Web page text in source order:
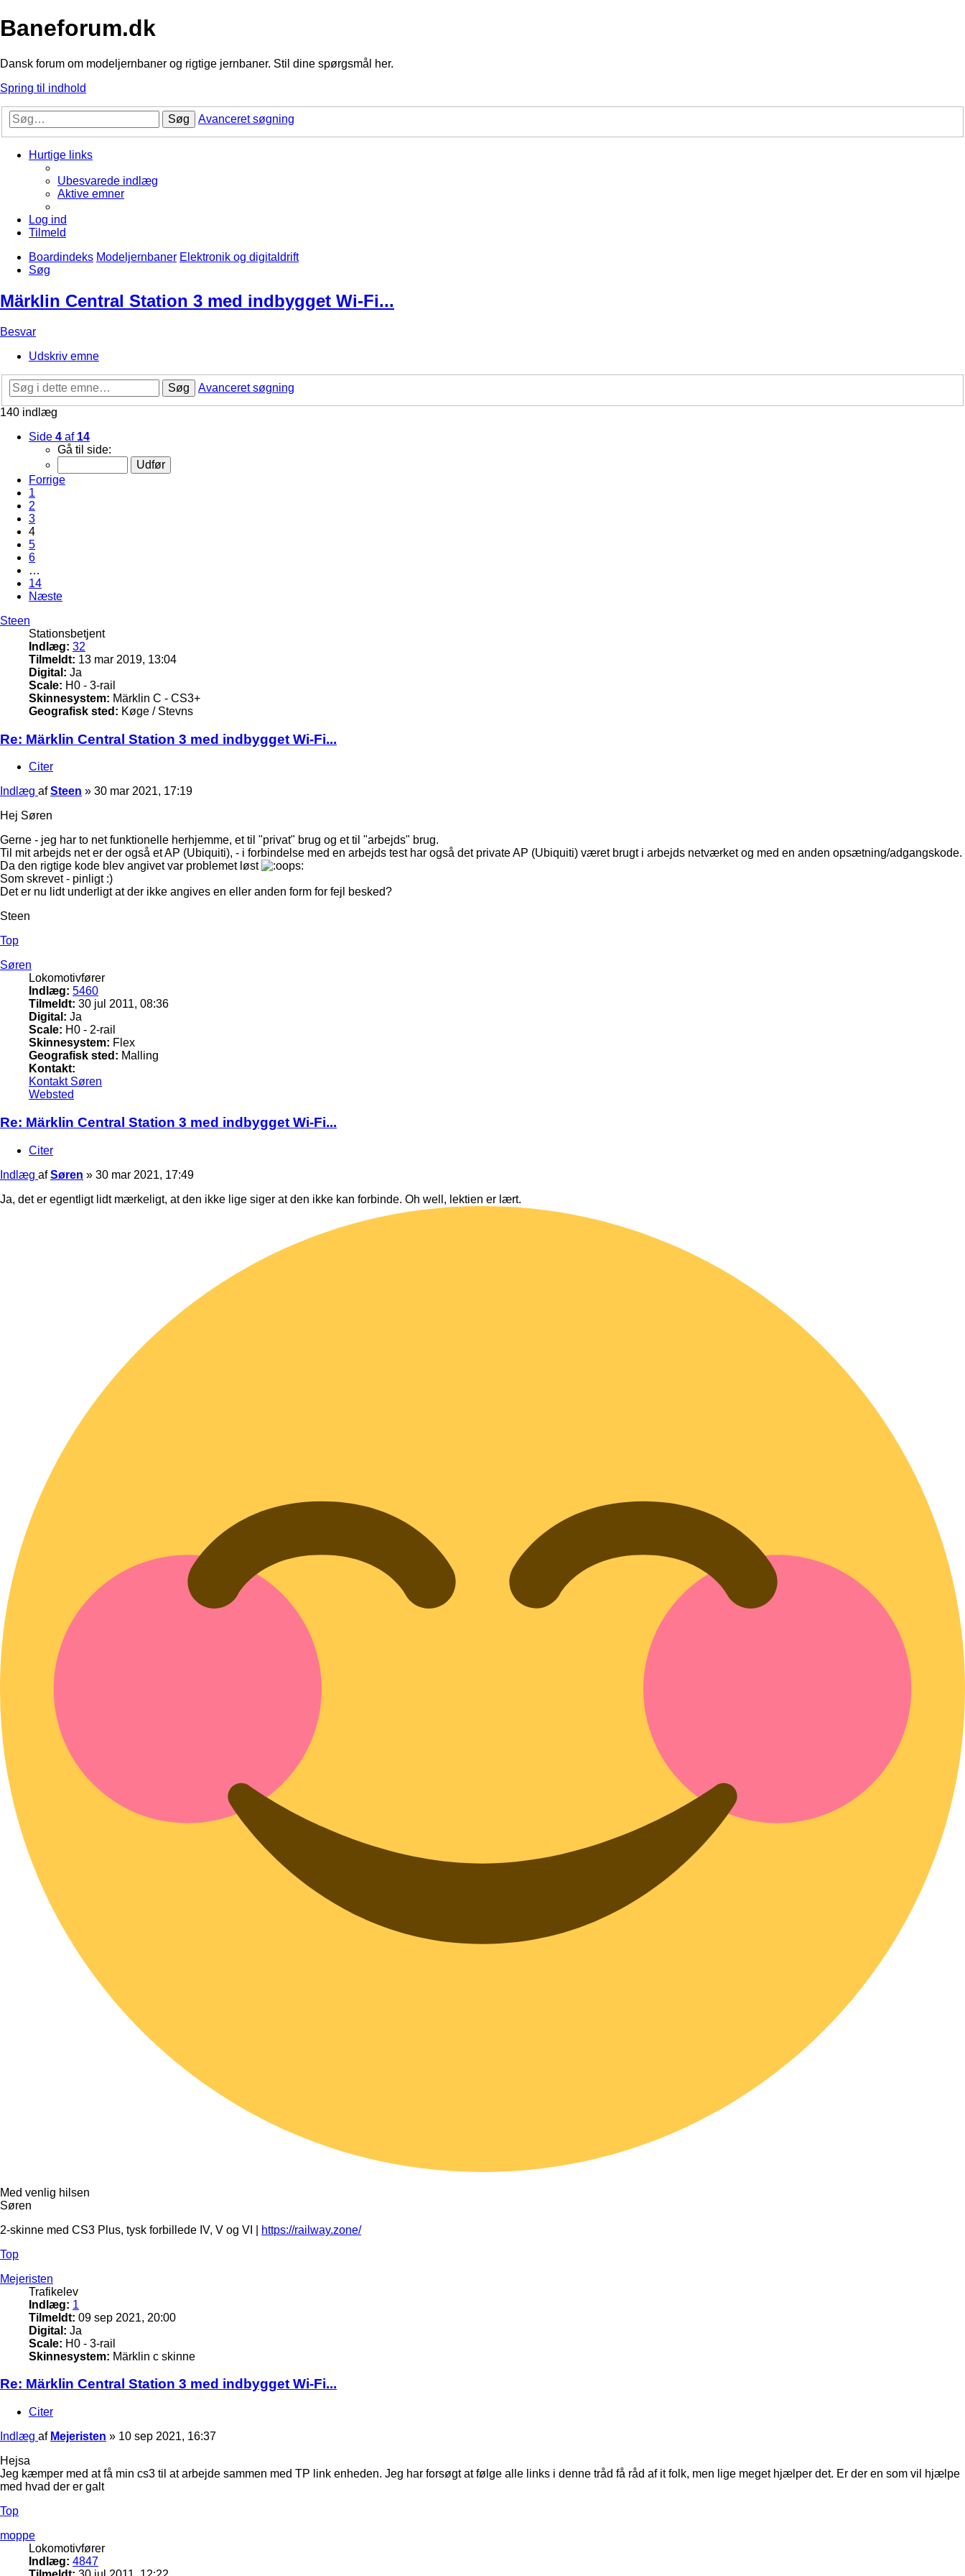
Baneforum.dk
Dansk forum om modeljernbaner og rigtige jernbaner. Stil dine spørgsmål her.
Spring til indhold
Søg Avanceret søgning
Hurtige links
Ubesvarede indlæg
Aktive emner
Log ind
Tilmeld
Boardindeks Modeljernbaner Elektronik og digitaldrift
Søg
Märklin Central Station 3 med indbygget Wi-Fi...
Besvar
Udskriv emne
Søg
Avanceret søgning
140 indlæg
Side 4 af 14
Gå til side:
Forrige
1
2
3
4
5
6
…
14
Næste
Steen
Stationsbetjent
Indlæg: 32
Tilmeldt: 13 mar 2019, 13:04
Digital: Ja
Scale: H0 - 3-rail
Skinnesystem: Märklin C - CS3+
Geografisk sted: Køge / Stevns
Re: Märklin Central Station 3 med indbygget Wi-Fi...
Citer
Indlæg afSteen » 30 mar 2021, 17:19
Hej Søren
Gerne - jeg har to net funktionelle herhjemme, et til "privat" brug og et til "arbejds" brug.
Til mit arbejds net er der også et AP (Ubiquiti), - i forbindelse med en arbejds test har også det private AP (Ubiquiti) været brugt i arbejds netværket og med en anden opsætning/adgangskode.
Da den rigtige kode blev angivet var problemet løst
Som skrevet - pinligt :)
Det er nu lidt underligt at der ikke angives en eller anden form for fejl besked?
Steen
Top
Søren
Lokomotivfører
Indlæg: 5460
Tilmeldt: 30 jul 2011, 08:36
Digital: Ja
Scale: H0 - 2-rail
Skinnesystem: Flex
Geografisk sted: Malling
Kontakt:
Kontakt Søren
Websted
Re: Märklin Central Station 3 med indbygget Wi-Fi...
Citer
Indlæg afSøren » 30 mar 2021, 17:49
Ja, det er egentligt lidt mærkeligt, at den ikke lige siger at den ikke kan forbinde. Oh well, lektien er lært.
Med venlig hilsen
Søren
2-skinne med CS3 Plus, tysk forbillede IV, V og VI |
https://railway.zone/
Top
Mejeristen
Trafikelev
Indlæg: 1
Tilmeldt: 09 sep 2021, 20:00
Digital: Ja
Scale: H0 - 3-rail
Skinnesystem: Märklin c skinne
Re: Märklin Central Station 3 med indbygget Wi-Fi...
Citer
Indlæg af Mejeristen » 10 sep 2021, 16:37
Hejsa
Jeg kæmper med at få min cs3 til at arbejde sammen med TP link enheden. Jeg har forsøgt at følge alle links i denne tråd få råd af it folk, men lige meget hjælper det. Er der en som vil hjælpe
med hvad der er galt
Top
moppe
Lokomotivfører
Indlæg: 4847